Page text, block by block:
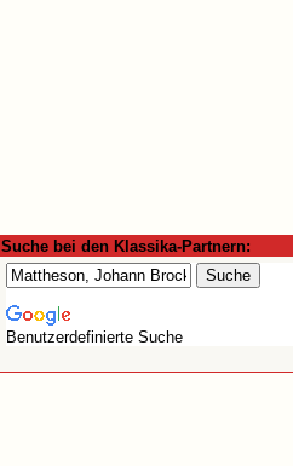
Suche bei den Klassika-Partnern:
Benutzerdefinierte Suche